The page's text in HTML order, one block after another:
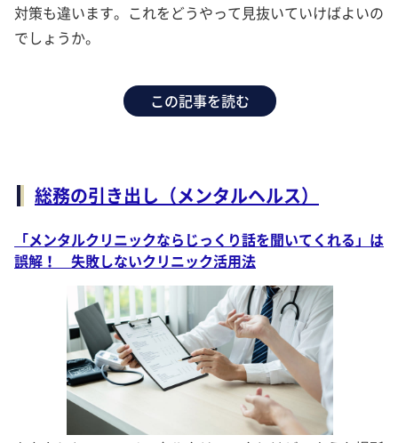
対策も違います。これをどうやって見抜いていけばよいの
でしょうか。
この記事を読む
総務の引き出し（メンタルヘルス）
「メンタルクリニックならじっくり話を聞いてくれる」は
誤解！ 失敗しないクリニック活用法